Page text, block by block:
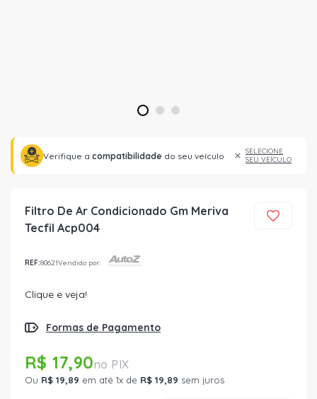
1 2 3
Verifique a compatibilidade do seu veículo
SELECIONE
SEU VEÍCULO
Filtro De Ar Condicionado Gm Meriva
Tecfil Acp004
REF:80621Vendido por:
Clique e veja!
Formas de Pagamento
R$ 17,90
Ou R$ 19,89 em até 1x de R$ 19,89 sem juros